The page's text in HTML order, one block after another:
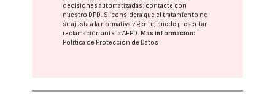
decisiones automatizadas: contacte con
nuestro DPD. Si considera que el tratamiento no
se ajusta a la normativa vigente, puede presentar
reclamación ante laAEPD. Más información:
Política de Protección de Datos